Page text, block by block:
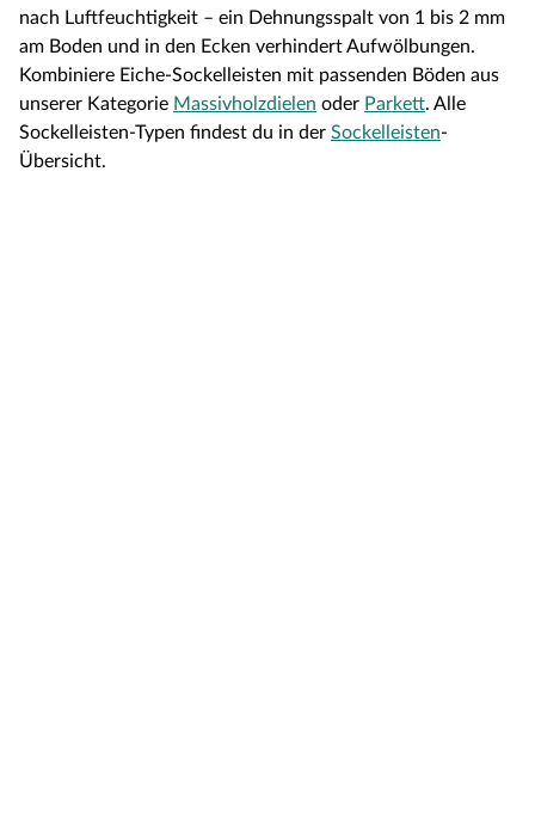
nach Luftfeuchtigkeit – ein Dehnungsspalt von 1 bis 2 mm
am Boden und in den Ecken verhindert Aufwölbungen.
Kombiniere Eiche-Sockelleisten mit passenden Böden aus
unserer Kategorie Massivholzdielen oder Parkett. Alle
Sockelleisten-Typen findest du in der Sockelleisten-
Übersicht.